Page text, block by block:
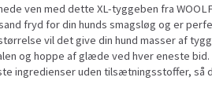
ven med dette XL-tyggeben fra
fryd for din hunds smagsløg og er
vil det give din hund masser af
og hoppe af glæde ved hver eneste bid.
ingredienser uden tilsætningsstoffer, så